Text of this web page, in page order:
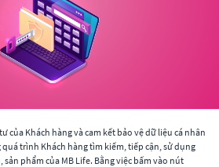
cho chúng tôi
gặp
các câu hỏi thường gặp
của Khách hàng và cam kết bảo vệ dữ liệu cá nhân
trình Khách hàng tìm kiếm, tiếp cận, sử dụng
phẩm của MB Life. Bằng việc bấm vào nút